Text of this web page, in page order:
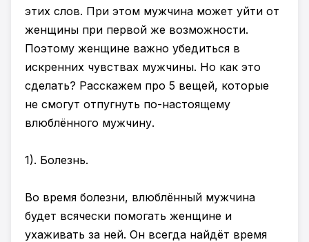
этих слов. При этом мужчина может уйти от
женщины при первой же возможности.
Поэтому женщине важно убедиться в
искренних чувствах мужчины. Но как это
сделать? Расскажем про 5 вещей, которые
не смогут отпугнуть по-настоящему
влюблённого мужчину.
1). Болезнь.
Во время болезни, влюблённый мужчина
будет всячески помогать женщине и
ухаживать за ней. Он всегда найдёт время